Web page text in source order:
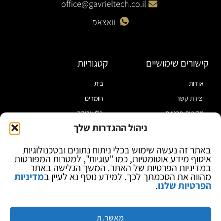
ניהול ההגדרות שלך
באתר זה נעשה שימוש בכלי ניתוח נתונים ובטכנולוגיות
איסוף מידע אוטומטיות, כמו "עוגיות", למטרות המפורטות
במדיניות הפרטיות של האתר. המשך הגלישה באתר
מהווה את הסכמתך לכך. למידע נוסף נא לעיין במדיניות
הפרטיות שלנו.
מאשר.ת
office@gavrieltech.co.il
וואצאפ
קישורים שימושיים
אודות
יצירת קשר
מדיניות פרטיות
בלוג
קטגוריות
בית
חומרים
כלי עבודה
מוצרי הלחמה
ספקי כח ומודדים
ציוד אופטי להגדלה
מותגים